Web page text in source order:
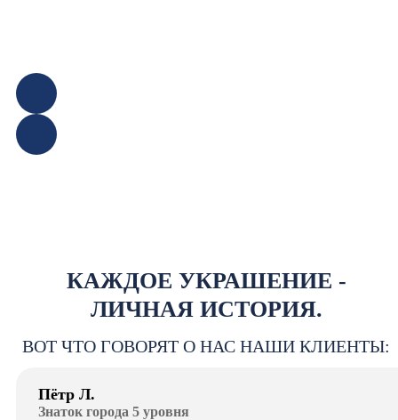
КАЖДОЕ УКРАШЕНИЕ -
ЛИЧНАЯ ИСТОРИЯ.
ВОТ ЧТО ГОВОРЯТ О НАС НАШИ КЛИЕНТЫ:
Пётр Л.
Знаток города 5 уровня